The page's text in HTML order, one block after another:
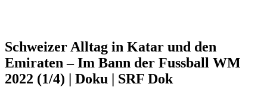
Schweizer Alltag in Katar und den
Emiraten – Im Bann der Fussball WM
2022 (1/4) | Doku | SRF Dok